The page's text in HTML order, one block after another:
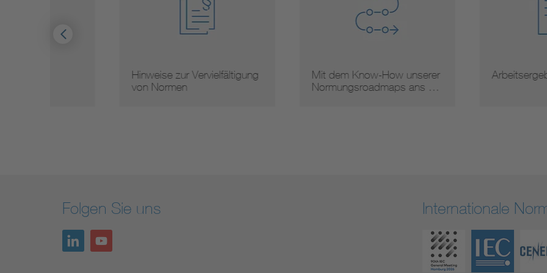
Hinweise zur Vervielfältigung
Mit dem Know-How unserer
Normungsroadmaps ans …
Arbeitsergebnisse
Folgen Sie uns Internationale